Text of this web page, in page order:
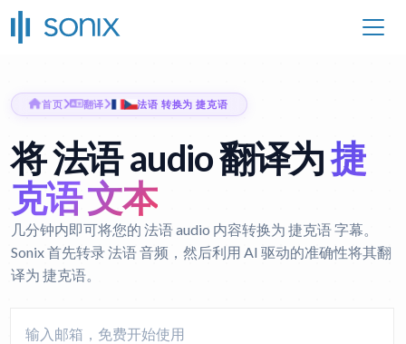
首页 翻译 法语 转换为 捷克语
将 法语 audio 翻译为捷
克语 文本
几分钟内即可将您的 法语 audio 内容转换为 捷克语 字幕。
Sonix 首先转录 法语 音频，然后利用 AI 驱动的准确性将其翻
译为 捷克语。